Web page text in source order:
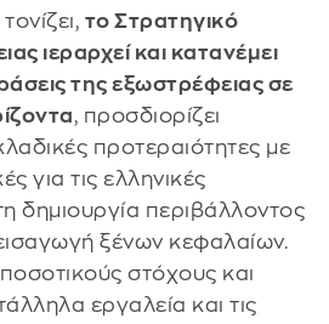
το Στρατηγικό
ιεραρχεί και κατανέμει
της εξωστρέφειας σε
, προσδιορίζει
προτεραιότητες με
για τις ελληνικές
δημιουργία περιβάλλοντος
ξένων κεφαλαίων.
στόχους και
εργαλεία και τις